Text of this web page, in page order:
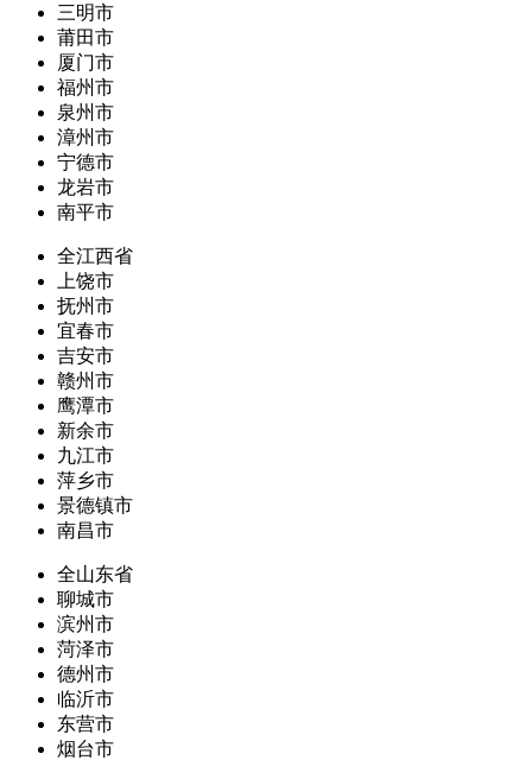
三明市
莆田市
厦门市
福州市
泉州市
漳州市
宁德市
龙岩市
南平市
全江西省
上饶市
抚州市
宜春市
吉安市
赣州市
鹰潭市
新余市
九江市
萍乡市
景德镇市
南昌市
全山东省
聊城市
滨州市
菏泽市
德州市
临沂市
东营市
烟台市